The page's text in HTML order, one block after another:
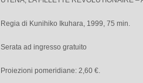
Regia di Kunihiko Ikuhara, 1999, 75 min.
Serata ad ingresso gratuito
Proiezioni pomeridiane: 2,60 €.